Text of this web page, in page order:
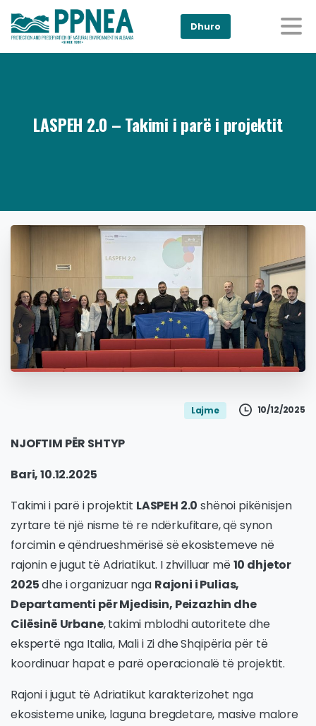
Dhuro
LASPEH 2.0 – Takimi i parë i projektit
Lajme 10/12/2025
NJOFTIM PËR SHTYP
Bari, 10.12.2025
Takimi i parë i projektit LASPEH 2.0 shënoi pikënisjen
zyrtare të një nisme të re ndërkufitare, që synon
forcimin e qëndrueshmërisë së ekosistemeve në
rajonin e jugut të Adriatikut. I zhvilluar më10 dhjetor
2025dhe i organizuar nga Rajoni i Pulias,
Departamenti për Mjedisin, Peizazhin dhe
Cilësinë Urbane, takimi mblodhi autoritete dhe
ekspertë nga Italia, Mali i Zi dhe Shqipëria për të
koordinuar hapat e parë operacionalë të projektit.
Rajoni i jugut të Adriatikut karakterizohet nga
ekosisteme unike, laguna bregdetare, masive malore